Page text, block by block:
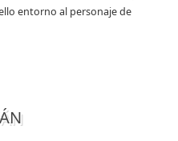
entorno al personaje de